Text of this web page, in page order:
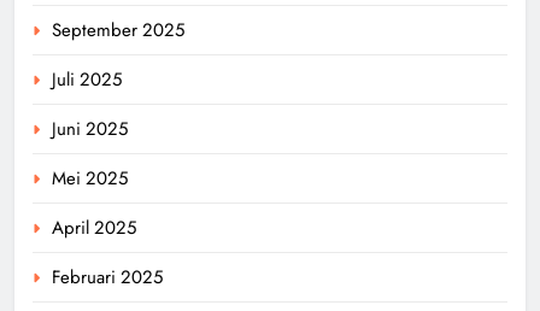
September 2025
Juli 2025
Juni 2025
Mei 2025
April 2025
Februari 2025